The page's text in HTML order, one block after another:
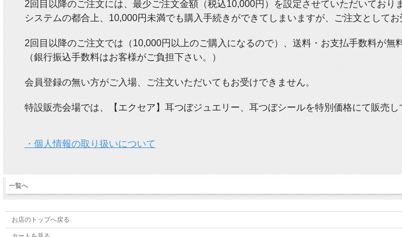
2回目以降のご注文には、最少ご注文金額（税込10,000円）を設定させていただいており
システムの都合上、10,000円未満でも購入手続きができてしまいますが、ご注文として
2回目以降のご注文では（10,000円以上のご購入になるので）、送料・お支払手数料が無
（銀行振込手数料はお客様がご負担下さい。）
会員登録の無い方がご入場、ご注文いただいてもお受けできません。
特設販売会場では、【エクセア】耳つぼジュエリー、耳つぼシールを特別価格にて販売
・個人情報の取り扱いについて
一覧へ
お店のトップへ戻る